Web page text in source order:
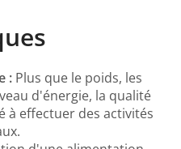
: Plus que le poids, les
d'énergie, la qualité
à effectuer des activités